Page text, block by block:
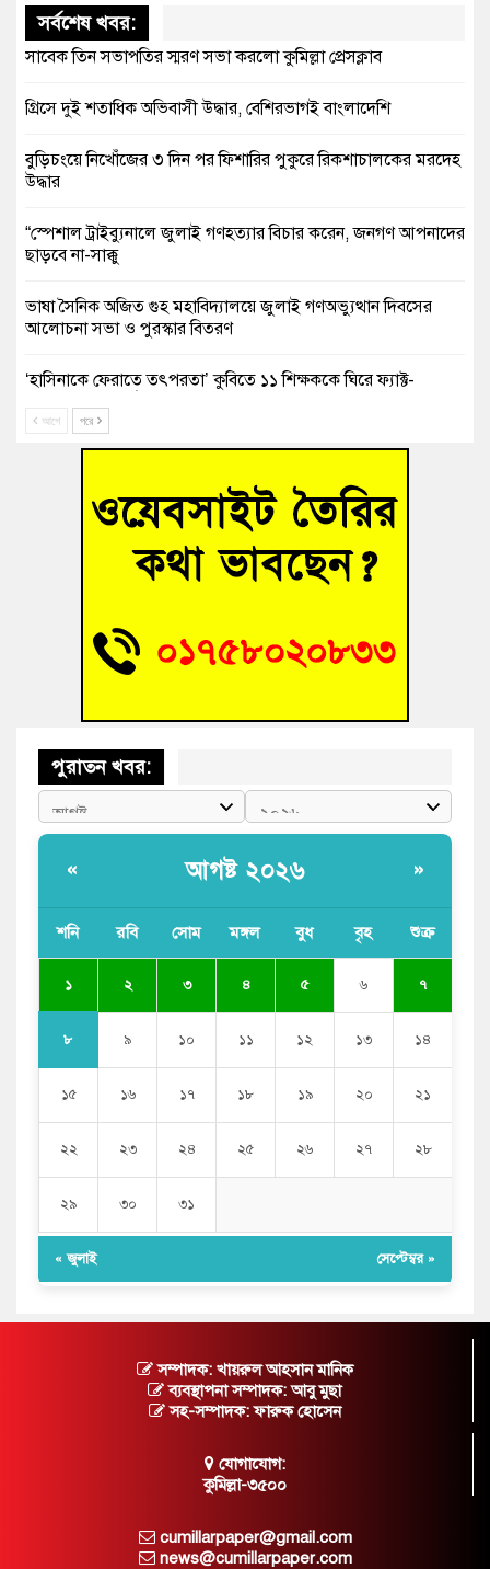
সর্বশেষ খবর:
সাবেক তিন সভাপতির স্মরণ সভা করলো কুমিল্লা প্রেসক্লাব
গ্রিসে দুই শতাধিক অভিবাসী উদ্ধার, বেশিরভাগই বাংলাদেশি
বুড়িচংয়ে নিখোঁজের ৩ দিন পর ফিশারির পুকুরে রিকশাচালকের মরদেহ
উদ্ধার
“স্পেশাল ট্রাইব্যুনালে জুলাই গণহত্যার বিচার করেন, জনগণ আপনাদের
ছাড়বে না-সাক্কু
ভাষা সৈনিক অজিত গুহ মহাবিদ্যালয়ে জুলাই গণঅভ্যুত্থান দিবসের
আলোচনা সভা ও পুরস্কার বিতরণ
‘হাসিনাকে ফেরাতে তৎপরতা’ কুবিতে ১১ শিক্ষককে ঘিরে ফ্যাক্ট-
বাঁশের খুঁটিতে ভর করে টিকে আছে সেতু
জুলাই গণঅভ্যুত্থান দিবসে কুমিল্লায় শ্রদ্ধা, র‍্যালি ও সংবর্ধনা
তনু হত্যা মামলায় গ্রেফতার সাবেক সেনা সদস্য হাফিজুর রহমান
হাইকোর্টের জামিনে মুক্ত
আহত শিক্ষার্থীদের দেখতে গিয়ে মেডিকেলের ক্যান্টিনে অবরুদ্ধ জবি
আগে পরে
পুরাতন খবর:
« আগষ্ট ২০২৬ »
শনি রবি সোম মঙ্গল বুধ বৃহ শুক্র
১ ২ ৩ ৪ ৫ ৬ ৭
৮ ৯ ১০ ১১ ১২ ১৩ ১৪
১৫ ১৬ ১৭ ১৮ ১৯ ২০ ২১
২২ ২৩ ২৪ ২৫ ২৬ ২৭ ২৮
২৯ ৩০ ৩১
« জুলাই সেপ্টেম্বর »
সম্পাদক: খায়রুল আহসান মানিক
ব্যবস্থাপনা সম্পাদক: আবু মুছা
সহ-সম্পাদক: ফারুক হোসেন
যোগাযোগ:
কুমিল্লা-৩৫০০
cumillarpaper@gmail.com
news@cumillarpaper.com